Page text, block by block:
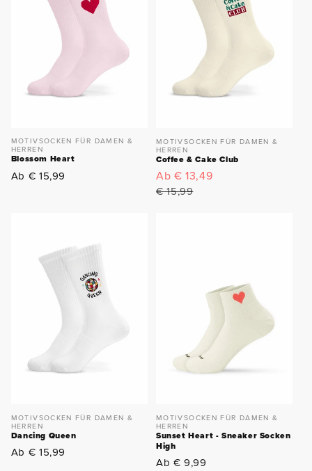
MOTIVSOCKEN FÜR DAMEN &
HERREN
Blossom Heart
Normaler
Ab € 15,99
MOTIVSOCKEN FÜR DAMEN &
HERREN
Coffee & Cake Club
Verkaufspreis
Ab € 13,49
€ 15,99
MOTIVSOCKEN FÜR DAMEN &
HERREN
Dancing Queen
Normaler
Ab € 15,99
MOTIVSOCKEN FÜR DAMEN &
HERREN
Sunset Heart - Sneaker Socken
High
Normaler
Ab € 9,99